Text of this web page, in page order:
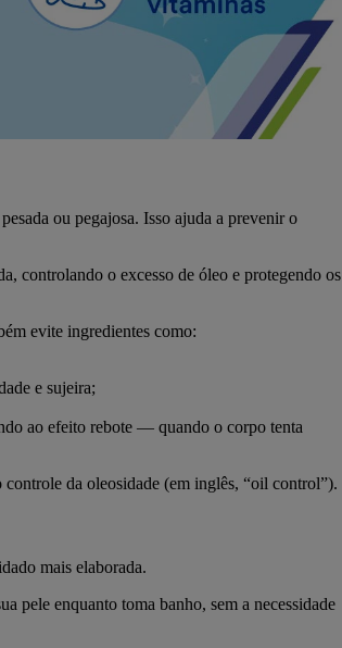
ou pegajosa. Isso ajuda a prevenir o
controlando o excesso de óleo e protegendo os
evite ingredientes como:
e sujeira;
ao efeito rebote — quando o corpo tenta
da oleosidade (em inglês, “oil control”).
mais elaborada.
pele enquanto toma banho, sem a necessidade